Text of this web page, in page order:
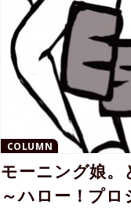
COLUMN
モーニング娘。
～ハロー！プ